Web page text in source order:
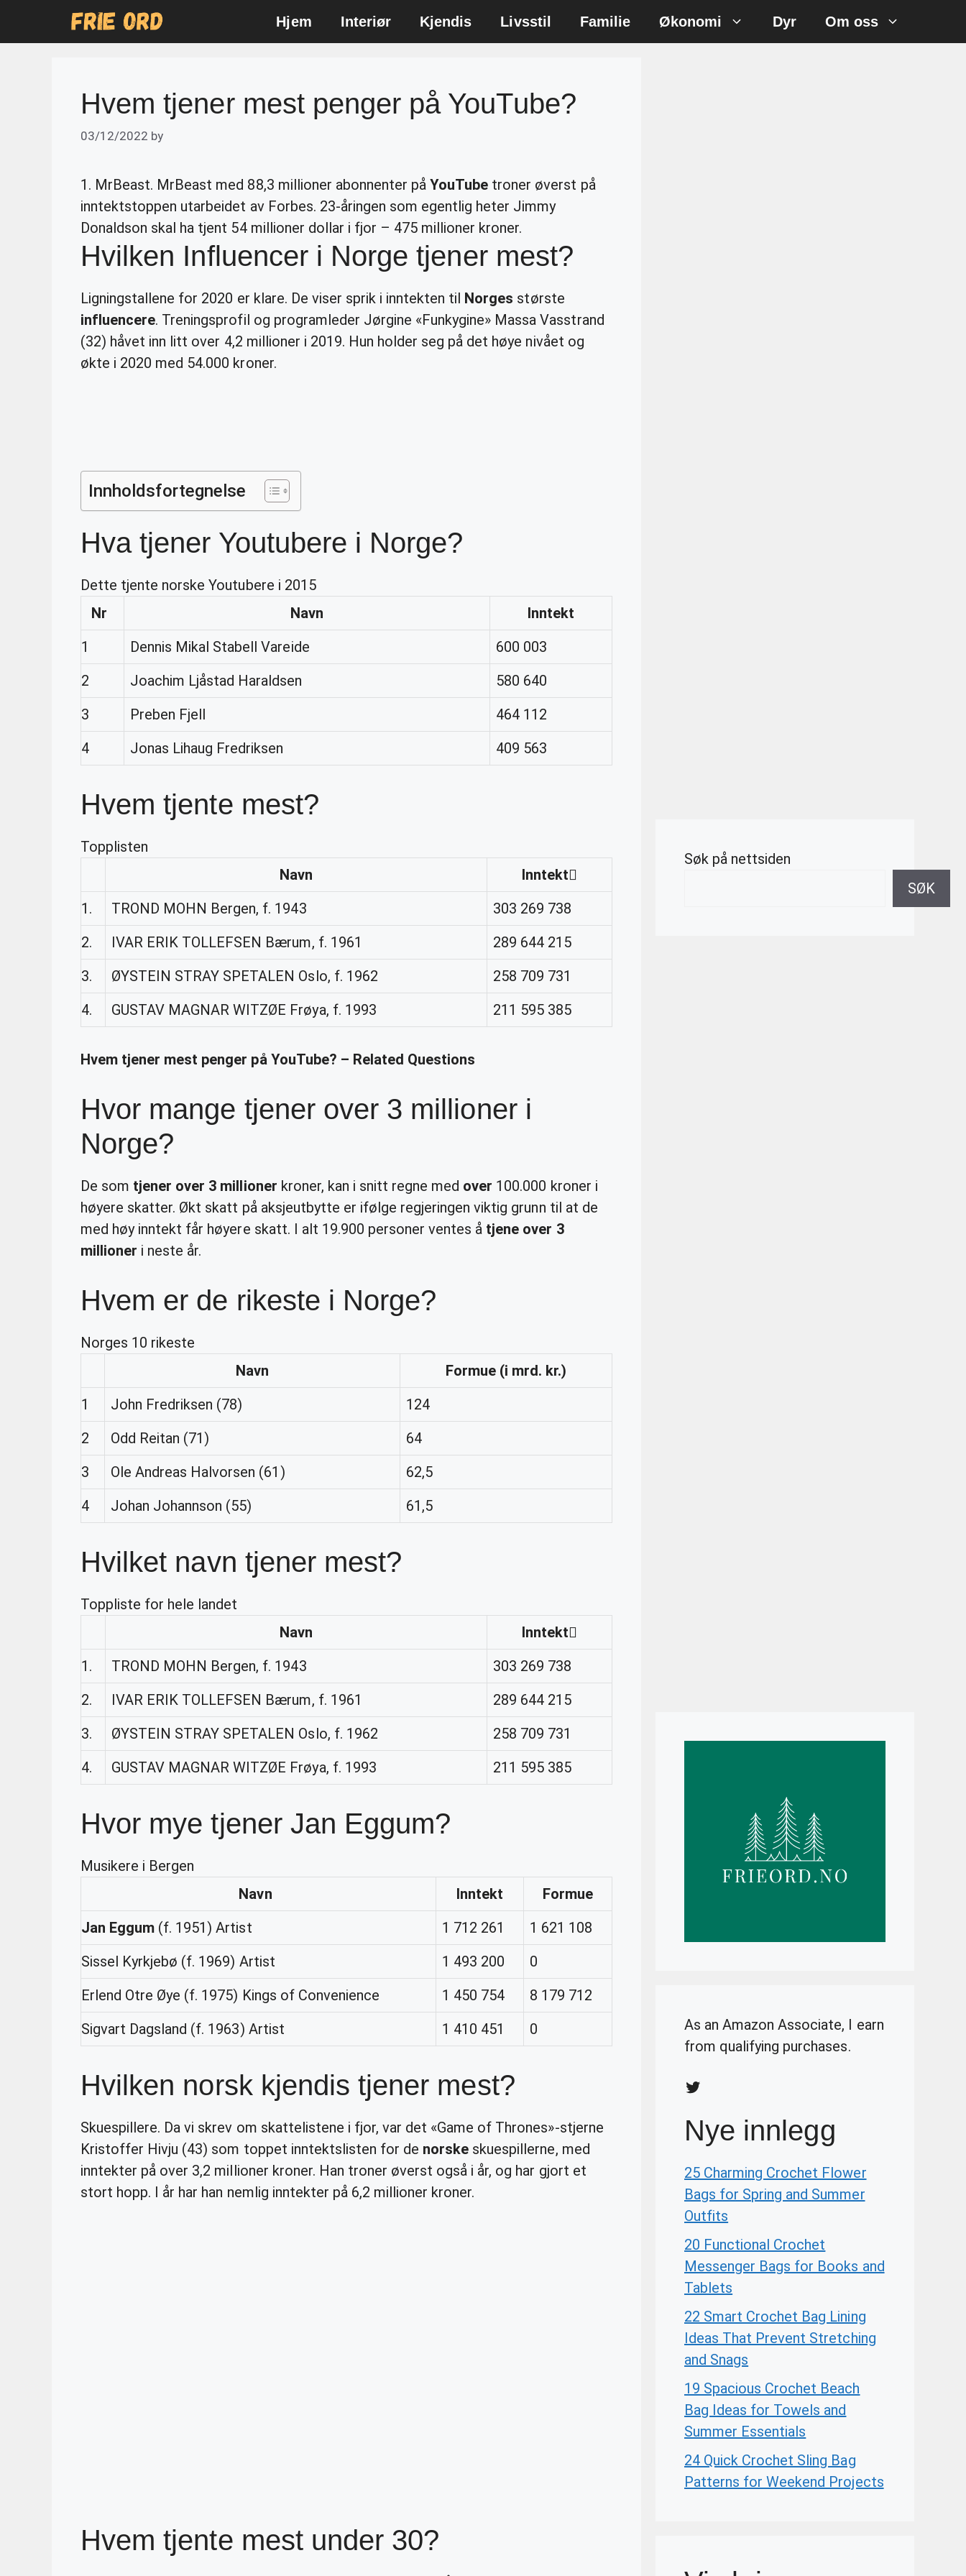
Hjem Interiør Kjendis Livsstil Familie Økonomi Dyr Om oss
Hvem tjener mest penger på YouTube?
03/12/2022 by
1. MrBeast. MrBeast med 88,3 millioner abonnenter påYouTube troner øverst på
inntektstoppen utarbeidet av Forbes. 23-åringen som egentlig heter Jimmy
Donaldson skal ha tjent 54 millioner dollar i fjor – 475 millioner kroner.
Hvilken Influencer i Norge tjener mest?
Ligningstallene for 2020 er klare. De viser sprik i inntekten til Norges største
influencere. Treningsprofil og programleder Jørgine «Funkygine» Massa Vasstrand
(32) håvet inn litt over 4,2 millioner i 2019. Hun holder seg på det høye nivået og
økte i 2020 med 54.000 kroner.
Innholdsfortegnelse
Hva tjener Youtubere i Norge?
Dette tjente norske Youtubere i 2015
Nr
Navn
Inntekt
1
Dennis Mikal Stabell Vareide
600 003
2
Joachim Ljåstad Haraldsen
580 640
3
Preben Fjell
464 112
4
Jonas Lihaug Fredriksen 409 563
Hvem tjente mest?
Topplisten
Navn
Inntekt
1.
TROND MOHN Bergen, f. 1943
303 269 738
2.
IVAR ERIK TOLLEFSEN Bærum, f. 1961
289 644 215
3.
ØYSTEIN STRAY SPETALEN Oslo, f. 1962
258 709 731
4.
GUSTAV MAGNAR WITZØE Frøya, f. 1993 211 595 385
Hvem tjener mest penger på YouTube? – Related Questions
Hvor mange tjener over 3 millioner i
Norge?
De som tjener over 3 millioner kroner, kan i snitt regne med over 100.000 kroner i
høyere skatter. Økt skatt på aksjeutbytte er ifølge regjeringen viktig grunn til at de
med høy inntekt får høyere skatt. I alt 19.900 personer ventes å tjene over 3
millioner i neste år.
Hvem er de rikeste i Norge?
Norges 10 rikeste
Navn
Formue (i mrd. kr.)
1
John Fredriksen (78)
124
2
Odd Reitan (71)
64
3
Ole Andreas Halvorsen (61)
62,5
4
Johan Johannson (55) 61,5
Hvilket navn tjener mest?
Toppliste for hele landet
Navn
Inntekt
1.
TROND MOHN Bergen, f. 1943
303 269 738
2.
IVAR ERIK TOLLEFSEN Bærum, f. 1961
289 644 215
3.
ØYSTEIN STRAY SPETALEN Oslo, f. 1962
258 709 731
4.
GUSTAV MAGNAR WITZØE Frøya, f. 1993 211 595 385
Hvor mye tjener Jan Eggum?
Musikere i Bergen
Navn
Inntekt
Formue
Jan Eggum (f. 1951) Artist 1 712 261
1 621 108
Sissel Kyrkjebø (f. 1969) Artist
1 493 200
0
Erlend Otre Øye (f. 1975) Kings of Convenience
1 450 754
8 179 712
Sigvart Dagsland (f. 1963) Artist
1 410 451 0
Hvilken norsk kjendis tjener mest?
Skuespillere. Da vi skrev om skattelistene i fjor, var det «Game of Thrones»-stjerne
Kristoffer Hivju (43) som toppet inntektslisten for de norske skuespillerne, med
inntekter på over 3,2 millioner kroner. Han troner øverst også i år, og har gjort et
stort hopp. I år har han nemlig inntekter på 6,2 millioner kroner.
Hvem tjente mest under 30?
Søk på nettsiden
SØK
As an Amazon Associate, I earn
from qualifying purchases.
Twitter
Nye innlegg
25 Charming Crochet Flower
Bags for Spring and Summer
Outfits
20 Functional Crochet
Messenger Bags for Books and
Tablets
22 Smart Crochet Bag Lining
Ideas That Prevent Stretching
and Snags
19 Spacious Crochet Beach
Bag Ideas for Towels and
Summer Essentials
24 Quick Crochet Sling Bag
Patterns for Weekend Projects